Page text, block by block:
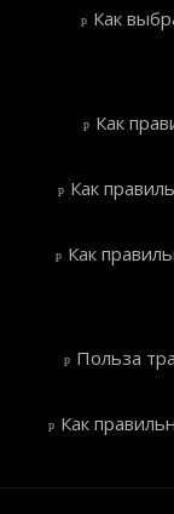
Как
Как
Как
Как
Польза
Как